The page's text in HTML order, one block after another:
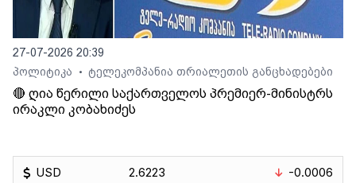
27-07-2026 20:39
პოლიტიკა
• ტელეკომპანია თრიალეთის განცხადებები
🔴 ღია წერილი საქართველოს პრემიერ-მინისტრს
ირაკლი კობახიძეს
USD
2.6223
-0.0006